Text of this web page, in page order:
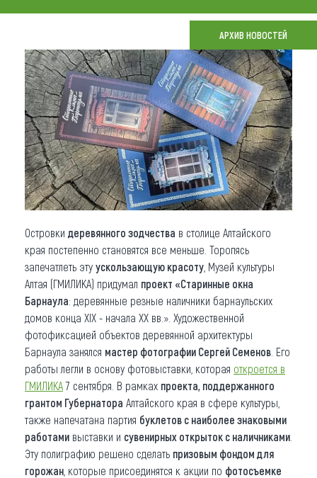
Что привезти (сувениры)
О регионе
Коллекция впечатлений
Другие рубрики
АРХИВ НОВОСТЕЙ
Островки деревянного зодчества в столице Алтайского
края постепенно становятся все меньше. Торопясь
запечатлеть эту ускользающую красоту , Музей культуры
Алтая (ГМИЛИКА) придумал проект «Старинные окна
Барнаула: деревянные резные наличники барнаульских
домов конца XIX - начала XX вв.». Художественной
фотофиксацией объектов деревянной архитектуры
Барнаула занялся мастер фотографии Сергей Семенов . Его
работы легли в основу фотовыставки, которая откроется в
ГМИЛИКА7 сентября. В рамках проекта, поддержанного
грантом Губернатора Алтайского края в сфере культуры,
также напечатана партия буклетов с наиболее знаковыми
работами выставки и сувенирных открыток с наличниками
Эту полиграфию решено сделать призовым фондом для
горожан , которые присоединятся к акции по фотосъемке